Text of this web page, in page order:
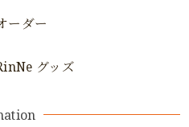
ーダー
グッズ